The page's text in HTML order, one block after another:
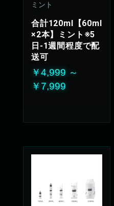
ミント
合計120ml【60ml
×2本】ミント※5
日-1週間程度で配
送可
￥4,999 ～
￥7,999